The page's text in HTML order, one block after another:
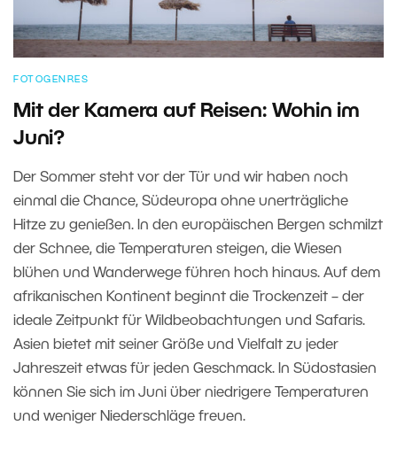
FOTOGENRES
Mit der Kamera auf Reisen: Wohin im
Juni?
Der Sommer steht vor der Tür und wir haben noch
einmal die Chance, Südeuropa ohne unerträgliche
Hitze zu genießen. In den europäischen Bergen schmilzt
der Schnee, die Temperaturen steigen, die Wiesen
blühen und Wanderwege führen hoch hinaus. Auf dem
afrikanischen Kontinent beginnt die Trockenzeit – der
ideale Zeitpunkt für Wildbeobachtungen und Safaris.
Asien bietet mit seiner Größe und Vielfalt zu jeder
Jahreszeit etwas für jeden Geschmack. In Südostasien
können Sie sich im Juni über niedrigere Temperaturen
und weniger Niederschläge freuen.